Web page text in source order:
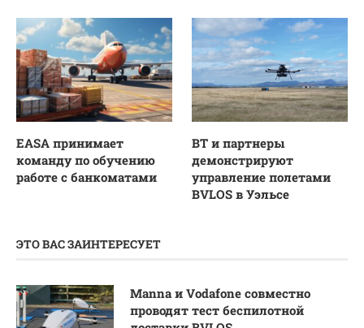
EASA принимает
команду по обучению
работе с банкоматами
BT и партнеры
демонстрируют
управление полетами
BVLOS в Уэльсе
ЭТО ВАС ЗАИНТЕРЕСУЕТ
Manna и Vodafone совместно
проводят тест беспилотной